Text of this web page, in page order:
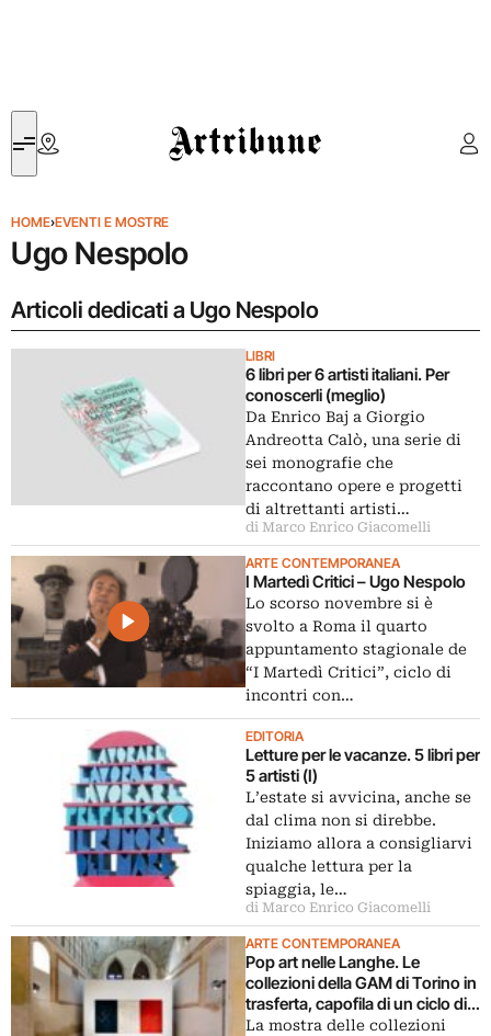
Artribune
HOME›EVENTI E MOSTRE
Ugo Nespolo
Articoli dedicati a Ugo Nespolo
LIBRI
6 libri per 6 artisti italiani. Per
conoscerli (meglio)
Da Enrico Baj a Giorgio
Andreotta Calò, una serie di
sei monografie che
raccontano opere e progetti
di altrettanti artisti…
di Marco Enrico Giacomelli
ARTE CONTEMPORANEA
I Martedì Critici – Ugo Nespolo
Lo scorso novembre si è
svolto a Roma il quarto
appuntamento stagionale de
“I Martedì Critici”, ciclo di
incontri con…
EDITORIA
Letture per le vacanze. 5 libri per
5 artisti (I)
L’estate si avvicina, anche se
dal clima non si direbbe.
Iniziamo allora a consigliarvi
qualche lettura per la
spiaggia, le…
di Marco Enrico Giacomelli
ARTE CONTEMPORANEA
Pop art nelle Langhe. Le
collezioni della GAM di Torino in
trasferta, capofila di un ciclo di
eventi
La mostra delle collezioni